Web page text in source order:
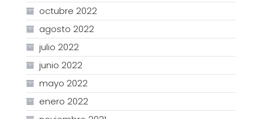
octubre 2022
agosto 2022
julio 2022
junio 2022
mayo 2022
enero 2022